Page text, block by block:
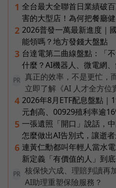
1 全台最大全聯首日業績破
害的大型店！為何把餐廳
2 2026普發一萬最新進度｜
能領嗎？地方發錢大盤點
3 台達電第二曲線盤點：「
什麼？AI機器人、微電網
PR
真正的效率，不是更忙，
立即了解《AI 人才全方位
4 2026年8月ETF配息盤點｜
元創高、00929殖利率逾
5 一張遺照「開口」說話，
怎麼做出AI告別式，讓逝
6 連黃仁勳都叫年輕人當水
新定義「有價值的人」到
PR
核保快六成、理賠判讀再
AI助理重塑保險服務？